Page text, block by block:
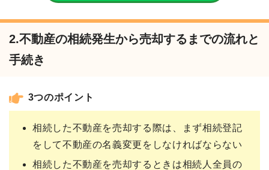
2.不動産の相続発生から売却するまでの流れと
手続き
3つのポイント
相続した不動産を売却する際は、まず相続登記
をして不動産の名義変更をしなければならない
相続した不動産を売却するときは相続人全員の